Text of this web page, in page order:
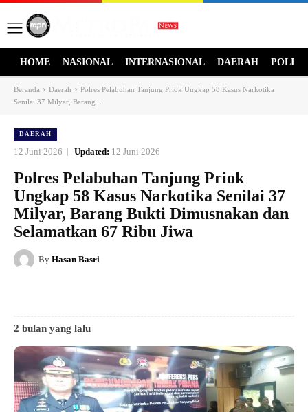
HOME NASIONAL INTERNASIONAL DAERAH
Beranda Daerah
Polres Pelabuhan Tanjung Priok Ungkap 58 Kasus Narkotika
Senilai 37 Milyar, Barang...
DAERAH
12 Juni 2026 Updated: 12 Juni 2026
Polres Pelabuhan Tanjung Priok
Ungkap 58 Kasus Narkotika Senilai 37
Milyar, Barang Bukti Dimusnakan dan
Selamatkan 67 Ribu Jiwa
By Hasan Basri
2 bulan yang lalu